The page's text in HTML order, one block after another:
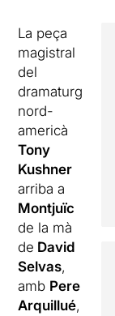
La peça
magistral
del
dramaturg
nord-
americà
Tony
Kushner
arriba a
Montjuïc
de la mà
de David
Selvas,
amb Pere
Arquillué,